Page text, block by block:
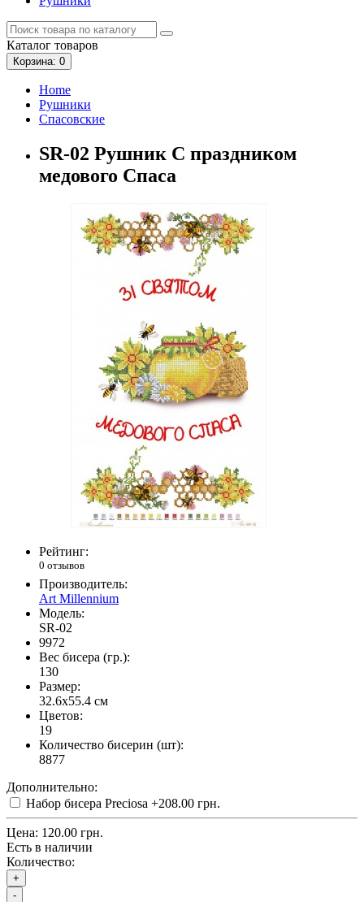
Каталог товаров
Корзина: 0
Home
Рушники
Спасовские
SR-02 Рушник С праздником
медового Спаса
Рейтинг:
0 отзывов
Производитель:
Art Millennium
Модель:
SR-02
9972
Вес бисера (гр.):
130
Размер:
32.6x55.4 см
Цветов:
19
Количество бисерин (шт):
8877
Дополнительно:
Набор бисера Preciosa +208.00 грн.
Цена: 120.00 грн.
Есть в наличии
Количество:
+
-